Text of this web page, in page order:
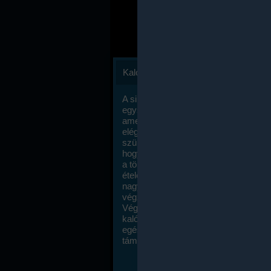
Kalóriaszámlálás
A sikeres fogyás titka valójában igen
egyszerű: égess több energiát, mint
amennyit beviszel. Természetesen
elég nagy fegyelemre és akaraterőre
szükség, de meglepődve fogod
hogy a kalóriaszámolás mennyire
a többi diétához képest. Itt nincsenek
ételek és a megengedett kalóriabevitelt
nagymértékben növelheted ha
végzel.
Végül, de nem utolsó sorban, a
kalóriaszámolás módszerét a legtöbb
egészségügyi szakorvos ajánlja és
támogatja.